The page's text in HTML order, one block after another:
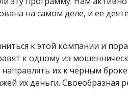
на самом деле, и ее
к этой компании и
к одному из
их к черным
их деньги. Своеобразная